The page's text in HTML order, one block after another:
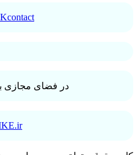
در فضای مجازی